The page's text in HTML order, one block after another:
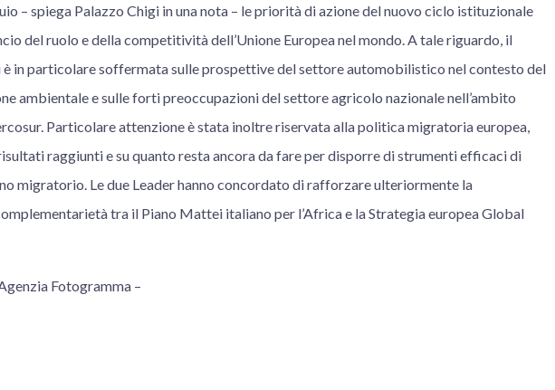
– spiega Palazzo Chigi in una nota – le priorità di azione del nuovo ciclo istituzionale
del ruolo e della competitività dell’Unione Europea nel mondo. A tale riguardo, il
è in particolare soffermata sulle prospettive del settore automobilistico nel contesto del
ambientale e sulle forti preoccupazioni del settore agricolo nazionale nell’ambito
Particolare attenzione è stata inoltre riservata alla politica migratoria europea,
raggiunti e su quanto resta ancora da fare per disporre di strumenti efficaci di
migratorio. Le due Leader hanno concordato di rafforzare ulteriormente la
tra il Piano Mattei italiano per l’Africa e la Strategia europea Global
Fotogramma –